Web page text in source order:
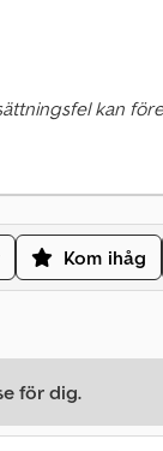
kan
Kom ihåg
för dig.